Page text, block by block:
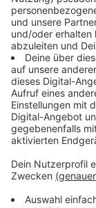
Sammelbrief.
→
Wie sichtbar
Der Potenzial-
hast du einen
Bereichen —
ankommt.
→
Wenn du
Pitch.